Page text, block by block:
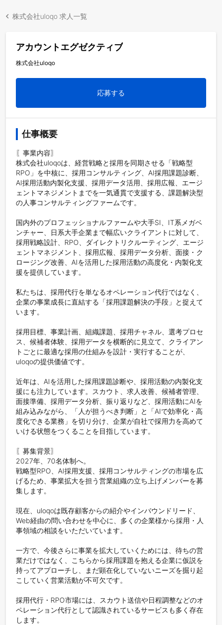
株式会社uloqo 求人一覧
アカウントエグゼクティブ
株式会社uloqo
応募する
仕事概要
〖事業内容〗
株式会社uloqoは、経営戦略と採用を同期させる「戦略型
RPO」を中核に、採用コンサルティング、AI採用課題診断、
AI採用活動内製化支援、採用データ活用、採用広報、エージ
ェントマネジメントまでを一気通貫で支援する、課題解決型
の人事コンサルティングファームです。
国内外のプロフェッショナルファームや大手SI、IT系メガベ
ンチャー、日系大手企業まで幅広いクライアントに対して、
採用戦略設計、RPO、ダイレクトリクルーティング、エージ
ェントマネジメント、採用広報、採用データ分析、面接・ク
ロージング改善、AIを活用した採用活動の高度化・内製化支
援を提供しています。
私たちは、採用代行を単なるオペレーション代行ではなく、
企業の事業成長に直結する「採用課題解決の手段」と捉えて
います。
採用目標、事業計画、組織課題、採用チャネル、選考プロセ
ス、候補者体験、採用データを横断的に見立て、クライアン
トごとに最適な採用の仕組みを設計・実行することが、
uloqoの提供価値です。
近年は、AIを活用した採用課題診断や、採用活動の内製化支
援にも注力しています。スカウト、求人改善、候補者管理、
面接準備、採用データ分析、振り返りなど、採用活動にAIを
組み込みながら、「人が担うべき判断」と「AIで効率化・高
度化できる業務」を切り分け、企業が自社で採用力を高めて
いける状態をつくることを目指しています。
〖募集背景〗
2027年、70名体制へ。
戦略型RPO、AI採用支援、採用コンサルティングの市場を広
げるため、事業拡大を担う営業組織の立ち上げメンバーを募
集します。
現在、uloqoは既存顧客からの紹介やインバウンドリード、
Web経由の問い合わせを中心に、多くの企業様から採用・人
事領域の相談をいただいています。
一方で、今後さらに事業を拡大していくためには、待ちの営
業だけではなく、こちらから採用課題を抱える企業に仮説を
持ってアプローチし、まだ顕在化していないニーズを掘り起
こしていく営業活動が不可欠です。
採用代行・RPO市場には、スカウト送信や日程調整などのオ
ペレーション代行として認識されているサービスも多く存在
します。